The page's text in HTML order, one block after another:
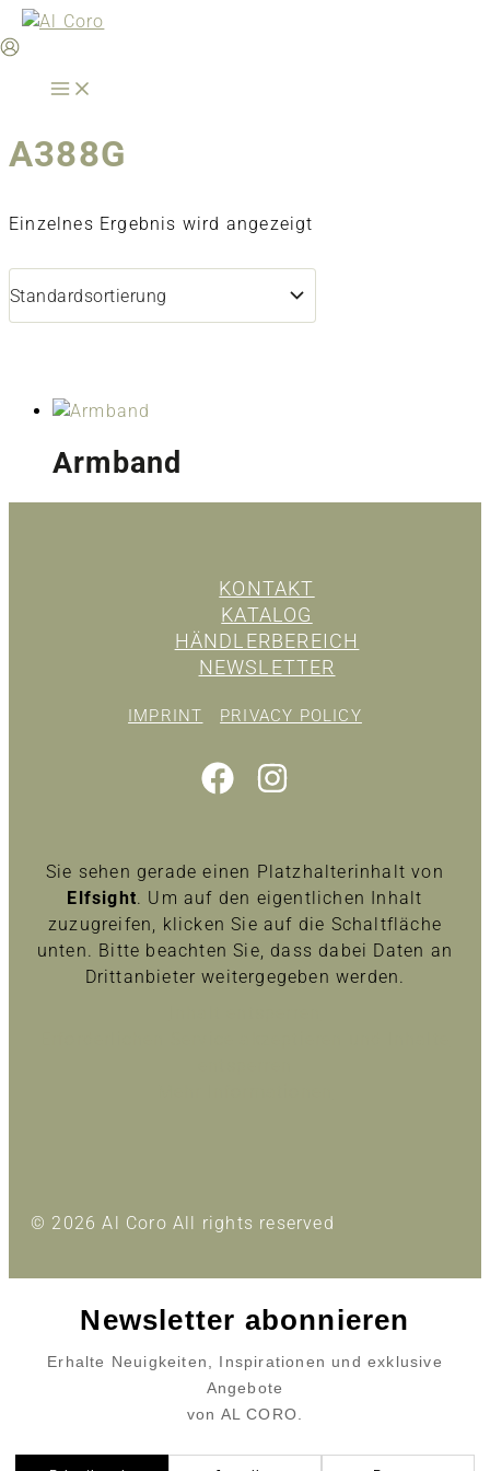
Zum
Inhalt
A388G
Einzelnes Ergebnis wird angezeigt
Armband
KONTAKT
KATALOG
HÄNDLERBEREICH
NEWSLETTER
IMPRINT PRIVACY POLICY
Sie sehen gerade einen Platzhalterinhalt von
Elfsight. Um auf den eigentlichen Inhalt
zuzugreifen, klicken Sie auf die Schaltfläche
unten. Bitte beachten Sie, dass dabei Daten an
Drittanbieter weitergegeben werden.
© 2026 Al Coro All rights reserved
Newsletter abonnieren
Erhalte Neuigkeiten, Inspirationen und exklusive
Angebote
von AL CORO.